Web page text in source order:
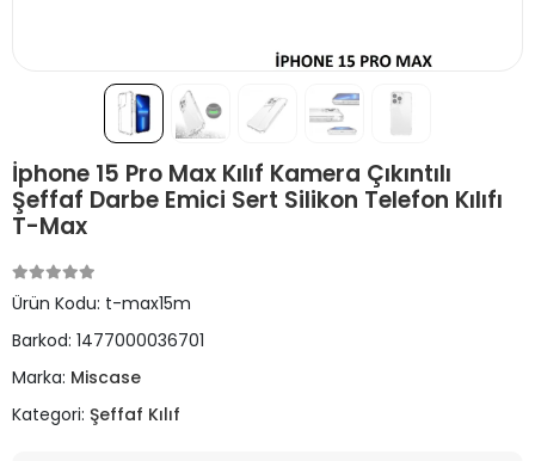
İphone 15 Pro Max Kılıf Kamera Çıkıntılı
Şeffaf Darbe Emici Sert Silikon Telefon Kılıfı
T-Max
Ürün Kodu: t-max15m
Barkod: 1477000036701
Marka: Miscase
Kategori: Şeffaf Kılıf